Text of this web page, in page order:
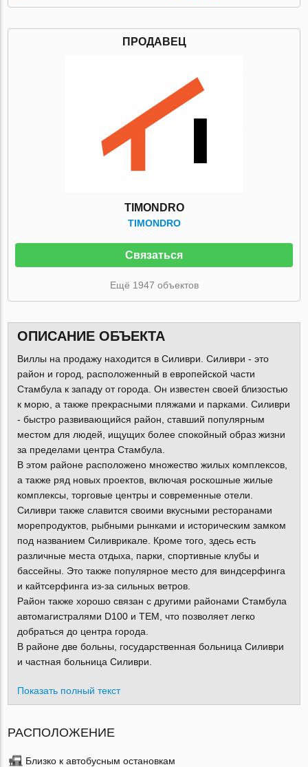
ПРОДАВЕЦ
TIMONDRO
TIMONDRO
Связаться
Ещё 1947 объектов
ОПИСАНИЕ ОБЪЕКТА
Виллы на продажу находится в Силиври. Силиври - это
район и город, расположенный в европейской части
Стамбула к западу от города. Он известен своей близостью
к морю, а также прекрасными пляжами и парками. Силиври
- быстро развивающийся район, ставший популярным
местом для людей, ищущих более спокойный образ жизни
за пределами центра Стамбула.
В этом районе расположено множество жилых комплексов,
а также ряд новых проектов, включая роскошные жилые
комплексы, торговые центры и современные отели.
Силиври также славится своими вкусными ресторанами
морепродуктов, рыбными рынками и историческим замком
под названием Силиврикале. Кроме того, здесь есть
различные места отдыха, парки, спортивные клубы и
бассейны. Это также популярное место для виндсерфинга
и кайтсерфинга из-за сильных ветров.
Район также хорошо связан с другими районами Стамбула
автомагистралями D100 и TEM, что позволяет легко
добраться до центра города.
В районе две больны, государственная больница Силиври
и частная больница Силиври.
Показать полный текст
РАСПОЛОЖЕНИЕ
Близко к автобусным остановкам